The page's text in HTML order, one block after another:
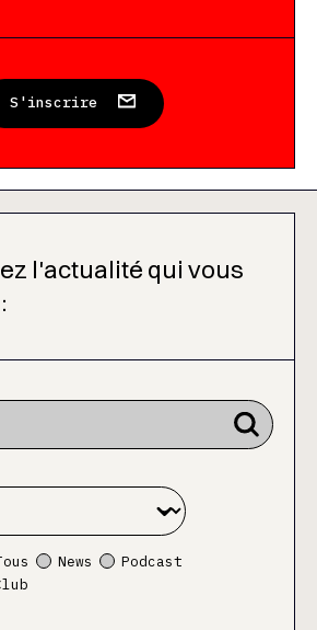
S'inscrire
l'actualité qui vous
News
Podcast